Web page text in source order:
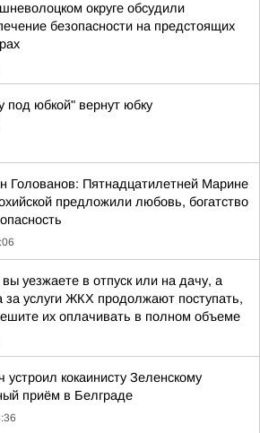
округе обсудили
безопасности на предстоящих
под юбкой" вернут юбку
Голованов: Пятнадцатилетней Марине
предложили любовь, богатство
уезжаете в отпуск или на дачу, а
за услуги ЖКХ продолжают поступать,
их оплачивать в полном объеме
устроил кокаинисту Зеленскому
приём в Белграде